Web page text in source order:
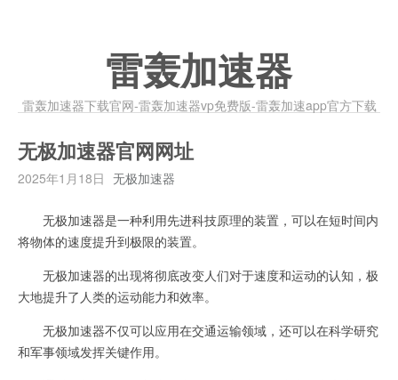
雷轰加速器
雷轰加速器下载官网-雷轰加速器vp免费版-雷轰加速app官方下载
无极加速器官网网址
2025年1月18日 无极加速器
无极加速器是一种利用先进科技原理的装置，可以在短时间内
将物体的速度提升到极限的装置。
无极加速器的出现将彻底改变人们对于速度和运动的认知，极
大地提升了人类的运动能力和效率。
无极加速器不仅可以应用在交通运输领域，还可以在科学研究
和军事领域发挥关键作用。